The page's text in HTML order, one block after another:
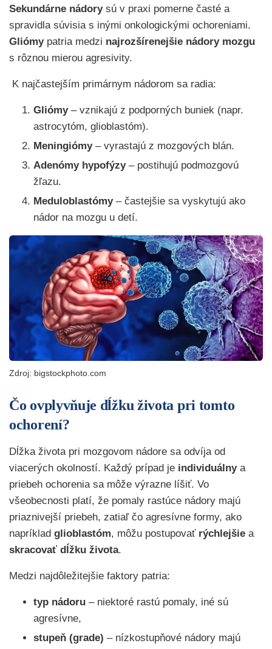
Sekundárne nádory sú v praxi pomerne časté a
spravidla súvisia s inými onkologickými ochoreniami.
Gliómypatria medzi najrozšírenejšie nádory mozgu
s rôznou mierou agresivity.
K najčastejším primárnym nádorom sa radia:
Gliómy– vznikajú z podporných buniek (napr.
astrocytóm, glioblastóm).
Meningiómy– vyrastajú z mozgových blán.
Adenómy hypofýzy– postihujú podmozgovú
žľazu.
Meduloblastómy– častejšie sa vyskytujú ako
nádor na mozgu u detí.
Zdroj: bigstockphoto.com
Čo ovplyvňuje dĺžku života pri tomto
ochorení?
Dĺžka života pri mozgovom nádore sa odvíja od
viacerých okolností. Každý prípad je individuálnya
priebeh ochorenia sa môže výrazne líšiť. Vo
všeobecnosti platí, že pomaly rastúce nádory majú
priaznivejší priebeh, zatiaľ čo agresívne formy, ako
napríklad glioblastóm, môžu postupovať rýchlejšie a
skracovať dĺžku života.
Medzi najdôležitejšie faktory patria:
typ nádoru – niektoré rastú pomaly, iné sú
agresívne,
stupeň (grade) – nízkostupňové nádory majú